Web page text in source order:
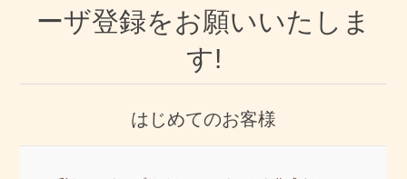
ーザ登録をお願いいたしま
す!
はじめてのお客様